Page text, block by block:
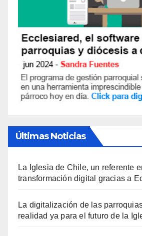
Últimas Noticias
La Iglesia de Chile, un referente
transformación digital gracias a
La digitalización de las
realidad ya para el futuro de la